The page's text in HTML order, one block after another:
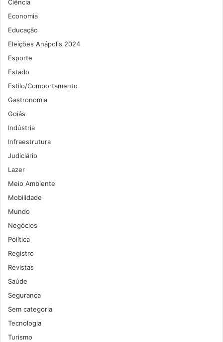
Ciência
Economia
Educação
Eleições Anápolis 2024
Esporte
Estado
Estilo/Comportamento
Gastronomia
Goiás
Indústria
Infraestrutura
Judiciário
Lazer
Meio Ambiente
Mobilidade
Mundo
Negócios
Política
Registro
Revistas
Saúde
Segurança
Sem categoria
Tecnologia
Turismo